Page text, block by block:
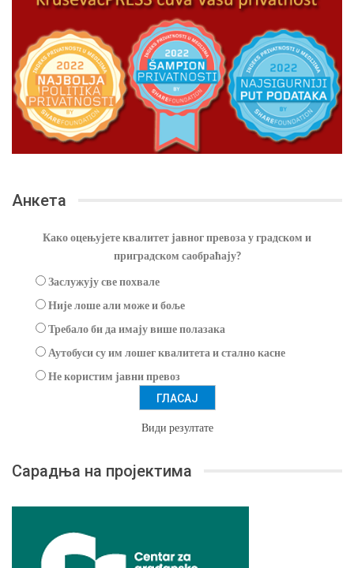
Анкета
Како оцењујете квалитет јавног превоза у градском и
приградском саобраћају?
Заслужују све похвале
Није лоше али може и боље
Требало би да имају више полазака
Аутобуси су им лошег квалитета и стално касне
Не користим јавни превоз
Види резултате
Сарадња на пројектима